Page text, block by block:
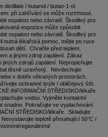
distillate / butanol / butan-1-ol.
při zahřívání se může roztrhnout.
ospalost nebo závratě. Škodlivý pro
expozice může způsobit
ospalost nebo závratě. Škodlivý pro
nutná lékařská pomoc, mějte po ruce
dosah dětí.Chraňte před teplem,
a jinými zdroji zapálení. Zákaz
zdrojů zapálení. Nepropichujte
těsně uzavřený. Nevdechujte
v dobře větraných prostorách.
ochranné brýle / obličejový štít.
INFORMAČNÍ STŘEDISKO/lékaře.
vodou. Vyjměte kontaktní
snadno. Pokračujte ve vyplachování.
STŘEDISKO/lékaře.Skladujte
teplotě přesahující 50°C /
regionálními/